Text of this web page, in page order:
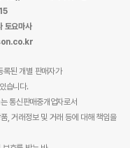
토요마사
록된 개별 판매자가
습니다.
통신판매중개업자로서
, 거래정보 및 거래 등에 대해 책임을